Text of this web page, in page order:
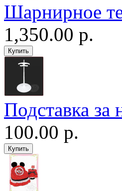
Шарнирное
1,350.00 р.
Подставка за
100.00 р.